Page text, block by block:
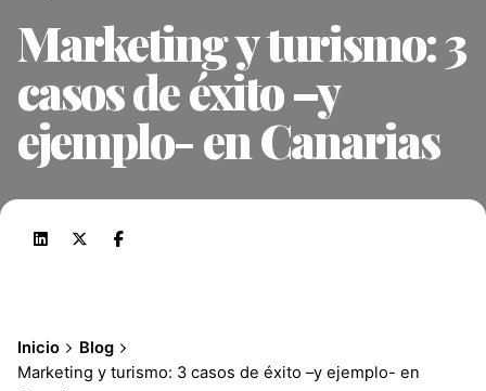
Marketing y turismo: 3
casos de éxito –y
ejemplo- en Canarias
Inicio
Blog
Marketing y turismo: 3 casos de éxito –y ejemplo- en